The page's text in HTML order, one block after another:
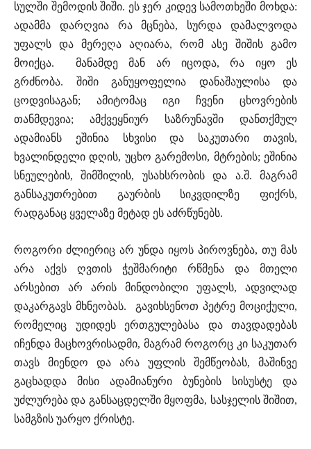
სულში შემოდის შიში. ეს ჯერ კიდევ სამოთხეში მოხდა:
ადამმა დარღვია რა მცნება, სურდა დამალვოდა
უფალს და მერეღა აღიარა, რომ ასე შიშის გამო
მოიქცა. მანამდე მან არ იცოდა, რა იყო ეს
გრძნობა. შიში განუყოფელია დანაშაულისა და
ცოდვისაგან; ამიტომაც იგი ჩვენი ცხოვრების
თანმდევია; ამქვეყნიურ საზრუნავში დანთქმულ
ადამიანს ეშინია სხვისი და საკუთარი თავის,
ხვალინდელი დღის, უცხო გარემოსი, მტრების; ეშინია
სნეულების, შიმშილის, უსახსრობის და ა.შ. მაგრამ
განსაკუთრებით გაურბის სიკვდილზე ფიქრს,
რადგანაც ყველაზე მეტად ეს აძრწუნებს.
როგორი ძლიერიც არ უნდა იყოს პიროვნება, თუ მას
არა აქვს ღვთის ჭეშმარიტი რწმენა და მთელი
არსებით არ არის მინდობილი უფალს, ადვილად
დაკარგავს მხნეობას. გავიხსენოთ პეტრე მოციქული,
რომელიც უდიდეს ერთგულებასა და თავდადებას
იჩენდა მაცხოვრისადმი, მაგრამ როგორც კი საკუთარ
თავს მიენდო და არა უფლის შემწეობას, მაშინვე
გაცხადდა მისი ადამიანური ბუნების სისუსტე და
უძლურება და განსაცდელში მყოფმა, სასჯელის შიშით,
სამგზის უარყო ქრისტე.